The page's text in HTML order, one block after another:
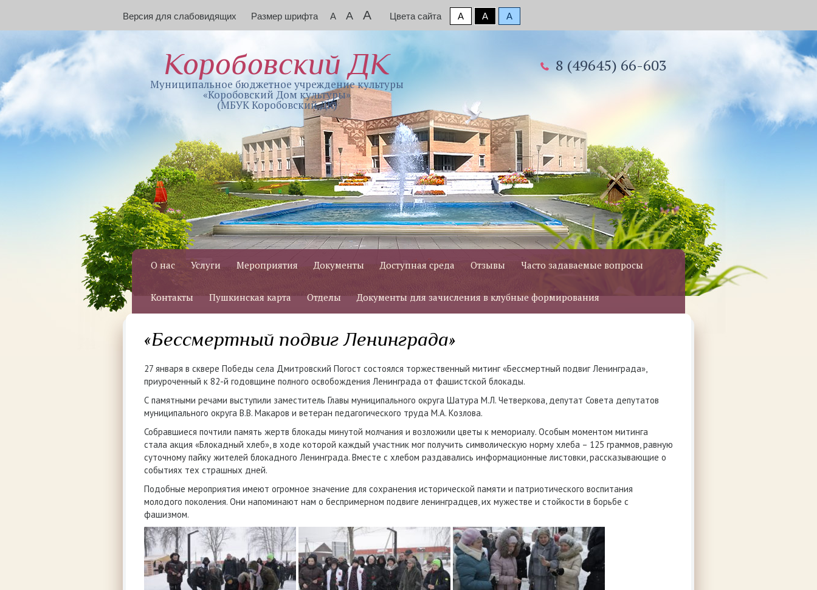
Версия для слабовидящих Размер шрифта A A A Цвета сайта A A A
Коробовский ДК
Муниципальное бюджетное учреждение культуры
«Коробовский Дом культуры»
(МБУК Коробовский ДК)
8 (49645) 66-603
О нас Услуги Мероприятия Документы Доступная среда Отзывы Часто задаваемые вопросы
Контакты Пушкинская карта Отделы Документы для зачисления в клубные формирования
«Бессмертный подвиг Ленинграда»
27 января в сквере Победы села Дмитровский Погост состоялся торжественный митинг «Бессмертный подвиг Ленинграда»,
приуроченный к 82-й годовщине полного освобождения Ленинграда от фашистской блокады.
С памятными речами выступили заместитель Главы муниципального округа Шатура М.Л. Четверкова, депутат Совета депутатов
муниципального округа В.В. Макаров и ветеран педагогического труда М.А. Козлова.
Собравшиеся почтили память жертв блокады минутой молчания и возложили цветы к мемориалу. Особым моментом митинга
стала акция «Блокадный хлеб», в ходе которой каждый участник мог получить символическую норму хлеба – 125 граммов, равную
суточному пайку жителей блокадного Ленинграда. Вместе с хлебом раздавались информационные листовки, рассказывающие о
событиях тех страшных дней.
Подобные мероприятия имеют огромное значение для сохранения исторической памяти и патриотического воспитания
молодого поколения. Они напоминают нам о беспримерном подвиге ленинградцев, их мужестве и стойкости в борьбе с
фашизмом.